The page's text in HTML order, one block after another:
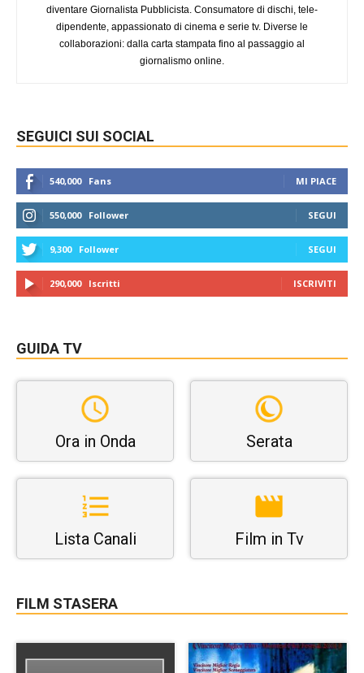
diventare Giornalista Pubblicista. Consumatore di dischi, tele-
dipendente, appassionato di cinema e serie tv. Diverse le
collaborazioni: dalla carta stampata fino al passaggio al
giornalismo online.
SEGUICI SUI SOCIAL
540,000 Fans MI PIACE
550,000 Follower SEGUI
9,300 Follower SEGUI
290,000 Iscritti ISCRIVITI
GUIDA TV
Ora in Onda Serata
Lista Canali Film in Tv
FILM STASERA